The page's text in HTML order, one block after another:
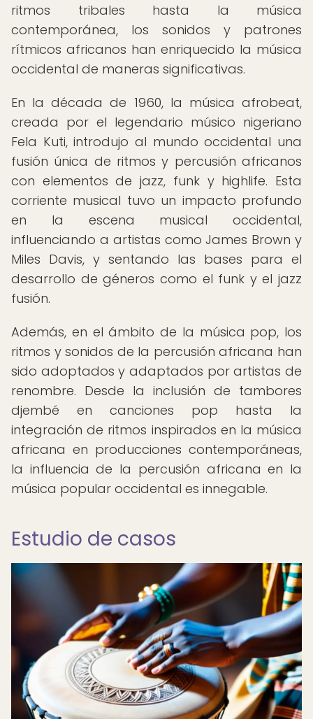
ritmos tribales hasta la música
contemporánea, los sonidos y patrones
rítmicos africanos han enriquecido la música
occidental de maneras significativas.
En la década de 1960, la música afrobeat,
creada por el legendario músico nigeriano
Fela Kuti, introdujo al mundo occidental una
fusión única de ritmos y percusión africanos
con elementos de jazz, funk y highlife. Esta
corriente musical tuvo un impacto profundo
en la escena musical occidental,
influenciando a artistas como James Brown y
Miles Davis, y sentando las bases para el
desarrollo de géneros como el funk y el jazz
fusión.
Además, en el ámbito de la música pop, los
ritmos y sonidos de la percusión africana han
sido adoptados y adaptados por artistas de
renombre. Desde la inclusión de tambores
djembé en canciones pop hasta la
integración de ritmos inspirados en la música
africana en producciones contemporáneas,
la influencia de la percusión africana en la
música popular occidental es innegable.
Estudio de casos